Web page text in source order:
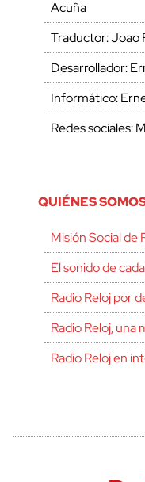
Acuña
Traductor: Joao
Desarrollador:
Informático:
Redes sociales:
QUIÉNES
Misión Social de
El sonido de
Radio Reloj por
Radio Reloj, una
Radio Reloj en